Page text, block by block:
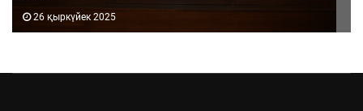
26 қыркүйек 2025